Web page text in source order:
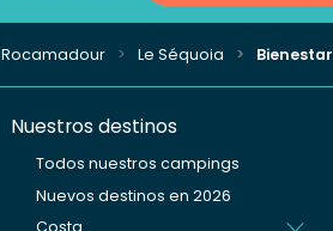
Rocamadour Le Séquoia Bienestar
Nuestros destinos
Todos nuestros campings
Nuevos destinos en 2026
Costa